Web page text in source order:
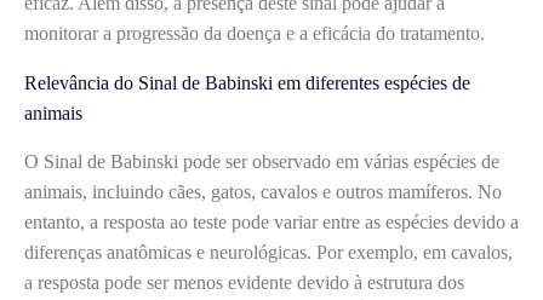
monitorar a progressão da doença e a eficácia do tratamento.
Relevância do Sinal de Babinski em diferentes espécies de
animais
O Sinal de Babinski pode ser observado em várias espécies de
animais, incluindo cães, gatos, cavalos e outros mamíferos. No
entanto, a resposta ao teste pode variar entre as espécies devido a
diferenças anatômicas e neurológicas. Por exemplo, em cavalos,
a resposta pode ser menos evidente devido à estrutura dos